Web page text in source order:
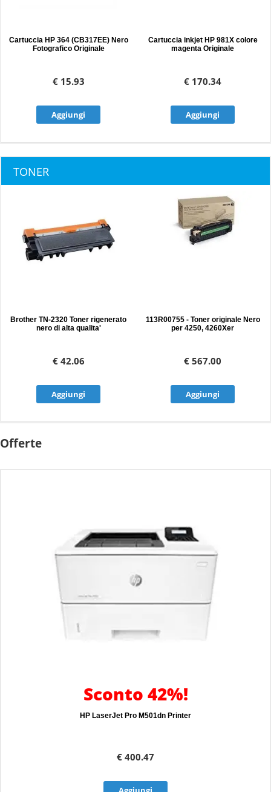
Cartuccia HP 364 (CB317EE) Nero
Fotografico Originale
€ 15.93
Aggiungi
Cartuccia inkjet HP 981X colore
magenta Originale
€ 170.34
Aggiungi
TONER
Brother TN-2320 Toner rigenerato
nero di alta qualita'
€ 42.06
Aggiungi
113R00755 - Toner originale Nero
per 4250, 4260Xer
€ 567.00
Aggiungi
Offerte
Sconto 42%!
HP LaserJet Pro M501dn Printer
€ 400.47